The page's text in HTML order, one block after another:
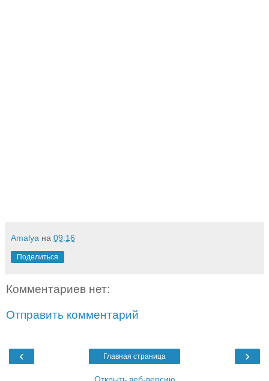
Amalya на 09:16
Поделиться
Комментариев нет:
Отправить комментарий
‹ ›
Главная страница
Открыть веб-версию